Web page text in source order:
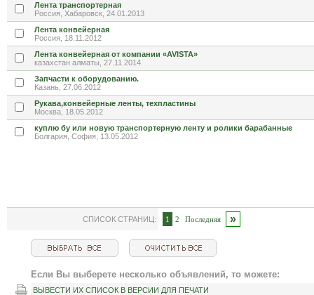
Лента транспортерная
Россия, Хабаровск, 24.01.2013
Лента конвейерная
Россия, 18.11.2012
Лента конвейерная от компании «AVISTA»
казахстан алматы, 27.11.2014
Запчасти к оборудованию.
Казань, 27.06.2012
Рукава,конвейерные ленты, техпластины
Москва, 18.05.2012
куплю бу или новую транспортерную ленту и ролики барабанные
Болгария, София, 13.05.2012
СПИСОК СТРАНИЦ: 1 2 Последняя »
Если Вы выберете несколько объявлений, то можете:
ВЫВЕСТИ ИХ СПИСОК В ВЕРСИИ ДЛЯ ПЕЧАТИ